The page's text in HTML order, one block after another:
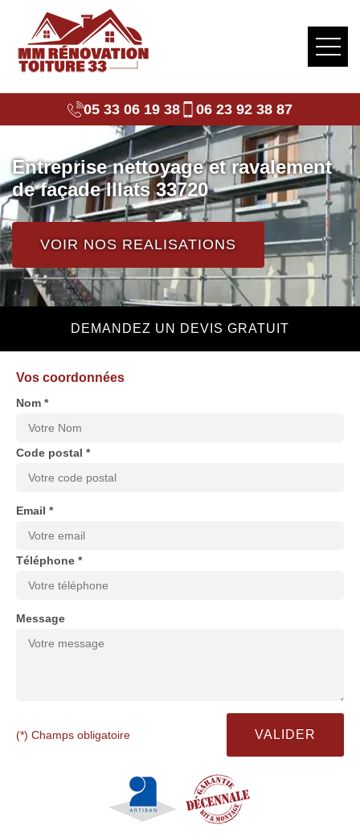
05 33 06 19 38 06 23 92 38 87
Entreprise nettoyage et ravalement
de façade Illats 33720
VOIR NOS REALISATIONS
DEMANDEZ UN DEVIS GRATUIT
Vos coordonnées
Nom *
Code postal *
Email *
Téléphone *
Message
(*) Champs obligatoire